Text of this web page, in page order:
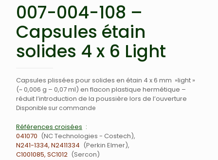
007-004-108 –
Capsules étain
solides 4 x 6 Light
Capsules plissées pour solides en étain 4 x 6 mm »light »
(~ 0,006 g – 0,07 ml) en flacon plastique hermétique –
réduit l’introduction de la poussière lors de l’ouverture
Disponible sur commande
Références croisées
041070
NC Technologies - Costech
N241-1334, N2411334
Perkin Elmer
C1001085, SC1012
Sercon